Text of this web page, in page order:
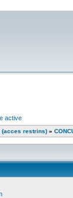
active
(acces restrins) »